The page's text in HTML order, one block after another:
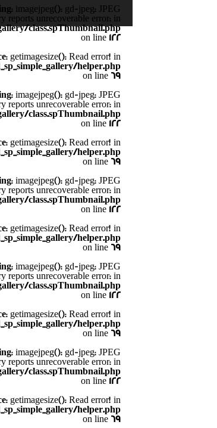
: imagejpeg(): gd-jpeg: JPEG
reports unrecoverable error: in
class.spThumbnail.php
on line 122
: getimagesize(): Read error! in
helper.php
on line 69
: imagejpeg(): gd-jpeg: JPEG
reports unrecoverable error: in
class.spThumbnail.php
on line 122
: getimagesize(): Read error! in
helper.php
on line 69
: imagejpeg(): gd-jpeg: JPEG
reports unrecoverable error: in
class.spThumbnail.php
on line 122
: getimagesize(): Read error! in
helper.php
on line 69
: imagejpeg(): gd-jpeg: JPEG
reports unrecoverable error: in
class.spThumbnail.php
on line 122
: getimagesize(): Read error! in
helper.php
on line 69
: imagejpeg(): gd-jpeg: JPEG
reports unrecoverable error: in
class.spThumbnail.php
on line 122
: getimagesize(): Read error! in
helper.php
on line 69